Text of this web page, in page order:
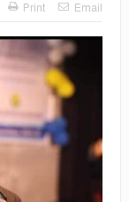
Print Email